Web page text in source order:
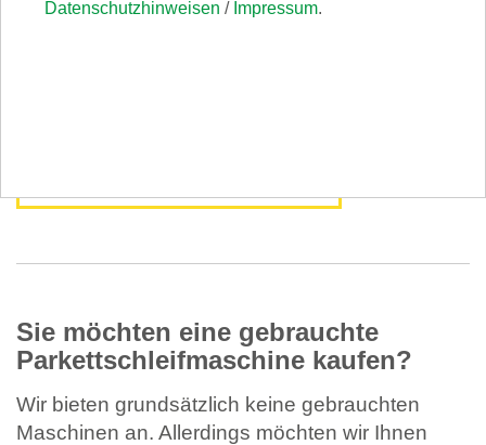
Sie möchten eine gebrauchte
Parkettschleifmaschine kaufen?
Wir bieten grundsätzlich keine gebrauchten
Maschinen an. Allerdings möchten wir Ihnen
Datenschutzhinweisen / Impressum.